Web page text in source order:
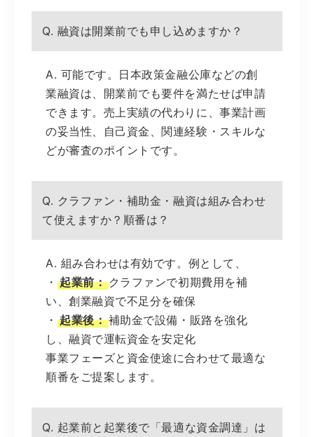
Q. 融資は開業前でも申し込めますか？
A. 可能です。日本政策金融公庫などの創
業融資は、開業前でも要件を満たせば申請
できます。売上実績の代わりに、事業計画
の妥当性、自己資金、関連経験・スキルな
どが審査のポイントです。
Q. クラファン・補助金・融資は組み合わせ
て使えますか？順番は？
A. 組み合わせは有効です。例として、
・ 起業前：クラファンで初期費用を補
い、創業融資で不足分を確保
・ 起業後：補助金で設備・販路を強化
し、融資で運転資金を安定化
事業フェーズと資金使途に合わせて最適な
順番をご提案します。
Q. 起業前と起業後で「最適な資金調達」は